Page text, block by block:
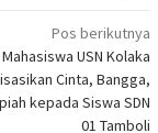
Pos berikutnya
Mahasiswa USN Kolaka
Cinta, Bangga,
kepada Siswa SDN
01 Tamboli